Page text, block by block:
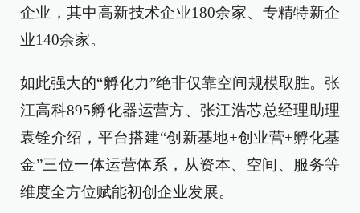
企业，其中高新技术企业180余家、专精特新企
业140余家。
如此强大的“孵化力”绝非仅靠空间规模取胜。张
江高科895孵化器运营方、张江浩芯总经理助理
袁铨介绍，平台搭建“创新基地+创业营+孵化基
金”三位一体运营体系，从资本、空间、服务等
维度全方位赋能初创企业发展。